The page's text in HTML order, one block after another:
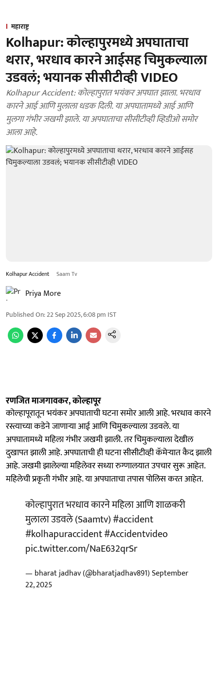
महाराष्ट्र
Kolhapur: कोल्हापुरमध्ये अपघाताचा
थरार, भरधाव कारने आईसह चिमुकल्याला
उडवलं; भयानक सीसीटीव्ही VIDEO
Kolhapur Accident: कोल्हापुरात भयंकर अपघात झाला. भरधाव
कारने आई आणि मुलाला धडक दिली. या अपघातामध्ये आई आणि
मुलगा गंभीर जखमी झाले. या अपघाताचा सीसीटीव्ही व्हिडीओ समोर
आला आहे.
Kolhapur Accident Saam Tv
Priya More
Published On:22 Sep 2025, 6:08 pm IST
रणजित माजगावकर, कोल्हापूर
कोल्हापूरातून भयंकर अपघाताची घटना समोर आली आहे. भरधाव कारने
रस्त्याच्या कडेने जाणाऱ्या आई आणि चिमुकल्याला उडवले. या
अपघातामध्ये महिला गंभीर जखमी झाली. तर चिमुकल्याला देखील
दुखापत झाली आहे. अपघाताची ही घटना सीसीटीव्ही कॅमेऱ्यात कैद झाली
आहे. जखमी झालेल्या महिलेवर सध्या रुग्णालयात उपचार सुरू आहेत.
महिलेची प्रकृती गंभीर आहे. या अपघाताचा तपास पोलिस करत आहेत.
कोल्हापुरात भरधाव कारने महिला आणि शाळकरी
मुलाला उडवले (Saamtv)#accident
#kolhapuraccident#Accidentvideo
pic.twitter.com/NaE632qrSr
— bharat jadhav (@bharatjadhav891)September
22, 2025